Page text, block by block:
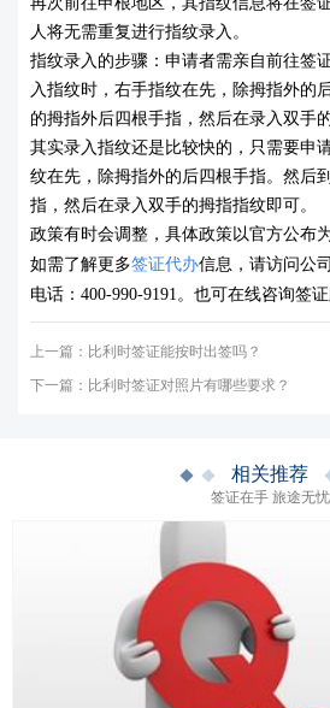
人将无需重复进行指纹录入。
指纹录入的步骤：申请者需亲自前往签
入指纹时，右手指纹在先，除拇指外的
的拇指外后四根手指，然后在录入双手
其实录入指纹还是比较快的，只需要申
纹在先，除拇指外的后四根手指。然后
指，然后在录入双手的拇指指纹即可。
政策有时会调整，具体政策以官方公布为
如需了解更多签证代办信息，请访问公
电话： 400-990-9191。也可在线咨询签证
上一篇： 比利时签证能按时出签吗？
下一篇： 比利时签证对照片有哪些要求？
相关推荐
签证在手 旅途无忧